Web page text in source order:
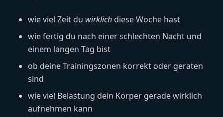
wie viel Zeit du wirklich diese Woche hast
wie fertig du nach einer schlechten Nacht und
einem langen Tag bist
ob deine Trainingszonen korrekt oder geraten
sind
wie viel Belastung dein Körper gerade wirklich
aufnehmen kann